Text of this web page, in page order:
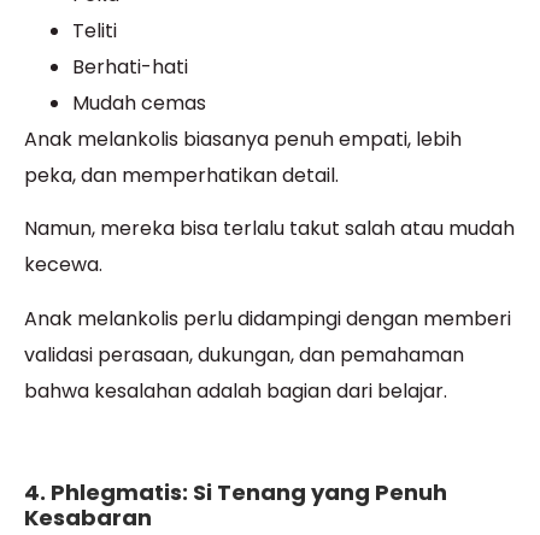
Teliti
Berhati-hati
Mudah cemas
Anak melankolis biasanya penuh empati, lebih
peka, dan memperhatikan detail.
Namun, mereka bisa terlalu takut salah atau mudah
kecewa.
Anak melankolis perlu didampingi dengan memberi
validasi perasaan, dukungan, dan pemahaman
bahwa kesalahan adalah bagian dari belajar.
4. Phlegmatis: Si Tenang yang Penuh
Kesabaran